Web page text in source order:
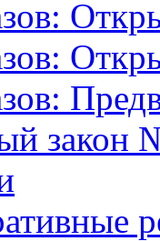
закон